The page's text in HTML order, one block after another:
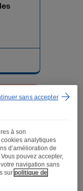
à son
analytiques
d’amélioration de
pouvez accepter,
navigation sans
surpolitique de
sans accepter